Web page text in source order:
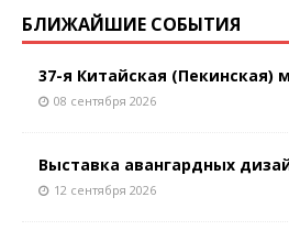
БЛИЖАЙШИЕ СОБЫТИЯ
37-я Китайская (Пекинская)
08 сентября 2026
Выставка авангардных
12 сентября 2026